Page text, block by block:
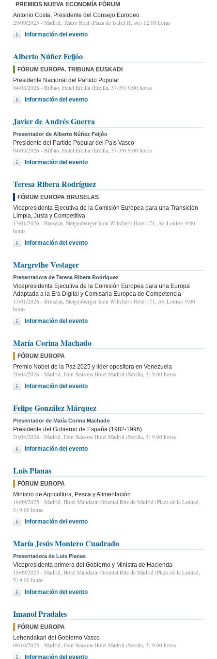
PREMIOS NUEVA ECONOMÍA FÓRUM
Antonio Costa, Presidente del Consejo Europeo
29/09/2025 - Madrid, Teatro Real (Plaza de Isabel II, s/n) 12:00 horas
Información del evento
Alberto Núñez Feijóo
FÓRUM EUROPA. TRIBUNA EUSKADI
Presidente Nacional del Partido Popular
04/03/2026 - Bilbao, Hotel Ercilla (Ercilla, 37-39) 9:00 horas
Información del evento
Javier de Andrés Guerra
Presentador de Alberto Núñez Feijóo
Presidente del Partido Popular del País Vasco
04/03/2026 - Bilbao, Hotel Ercilla (Ercilla, 37-39) 9:00 horas
Información del evento
Teresa Ribera Rodríguez
FÓRUM EUROPA BRUSELAS
Vicepresidenta Ejecutiva de la Comisión Europea para una Transición
Limpia, Justa y Competitiva
13/01/2026 - Bruselas, Steigenberger Icon Wiltcher's Hotel (71, Av. Louise) 9:00
horas
Información del evento
Margrethe Vestager
Presentadora de Teresa Ribera Rodríguez
Vicepresidenta Ejecutiva de la Comisión Europea para una Europa
Adaptada a la Era Digital y Comisaria Europea de Competencia
13/01/2026 - Bruselas, Steigenberger Icon Wiltcher's Hotel (71, Av. Louise) 9:00
horas
Información del evento
María Corina Machado
FÓRUM EUROPA
Premio Nobel de la Paz 2025 y líder opositora en Venezuela
20/04/2026 - Madrid, Four Seasons Hotel Madrid (Sevilla, 3) 9.00 horas
Información del evento
Felipe González Márquez
Presentador de María Corina Machado
Presidente del Gobierno de España (1982-1996)
20/04/2026 - Madrid, Four Seasons Hotel Madrid (Sevilla, 3) 9.00 horas
Información del evento
Luis Planas
FÓRUM EUROPA
Ministro de Agricultura, Pesca y Alimentación
18/09/2025 - Madrid, Hotel Mandarin Oriental Ritz de Madrid (Plaza de la Lealtad,
5) 9:00 horas
Información del evento
María Jesús Montero Cuadrado
Presentadora de Luis Planas
Vicepresidenta primera del Gobierno y Ministra de Hacienda
18/09/2025 - Madrid, Hotel Mandarin Oriental Ritz de Madrid (Plaza de la Lealtad,
5) 9:00 horas
Información del evento
Imanol Pradales
FÓRUM EUROPA
Lehendakari del Gobierno Vasco
08/10/2025 - Madrid, Four Seasons Hotel Madrid (Sevilla, 3) 9.00 horas
Información del evento